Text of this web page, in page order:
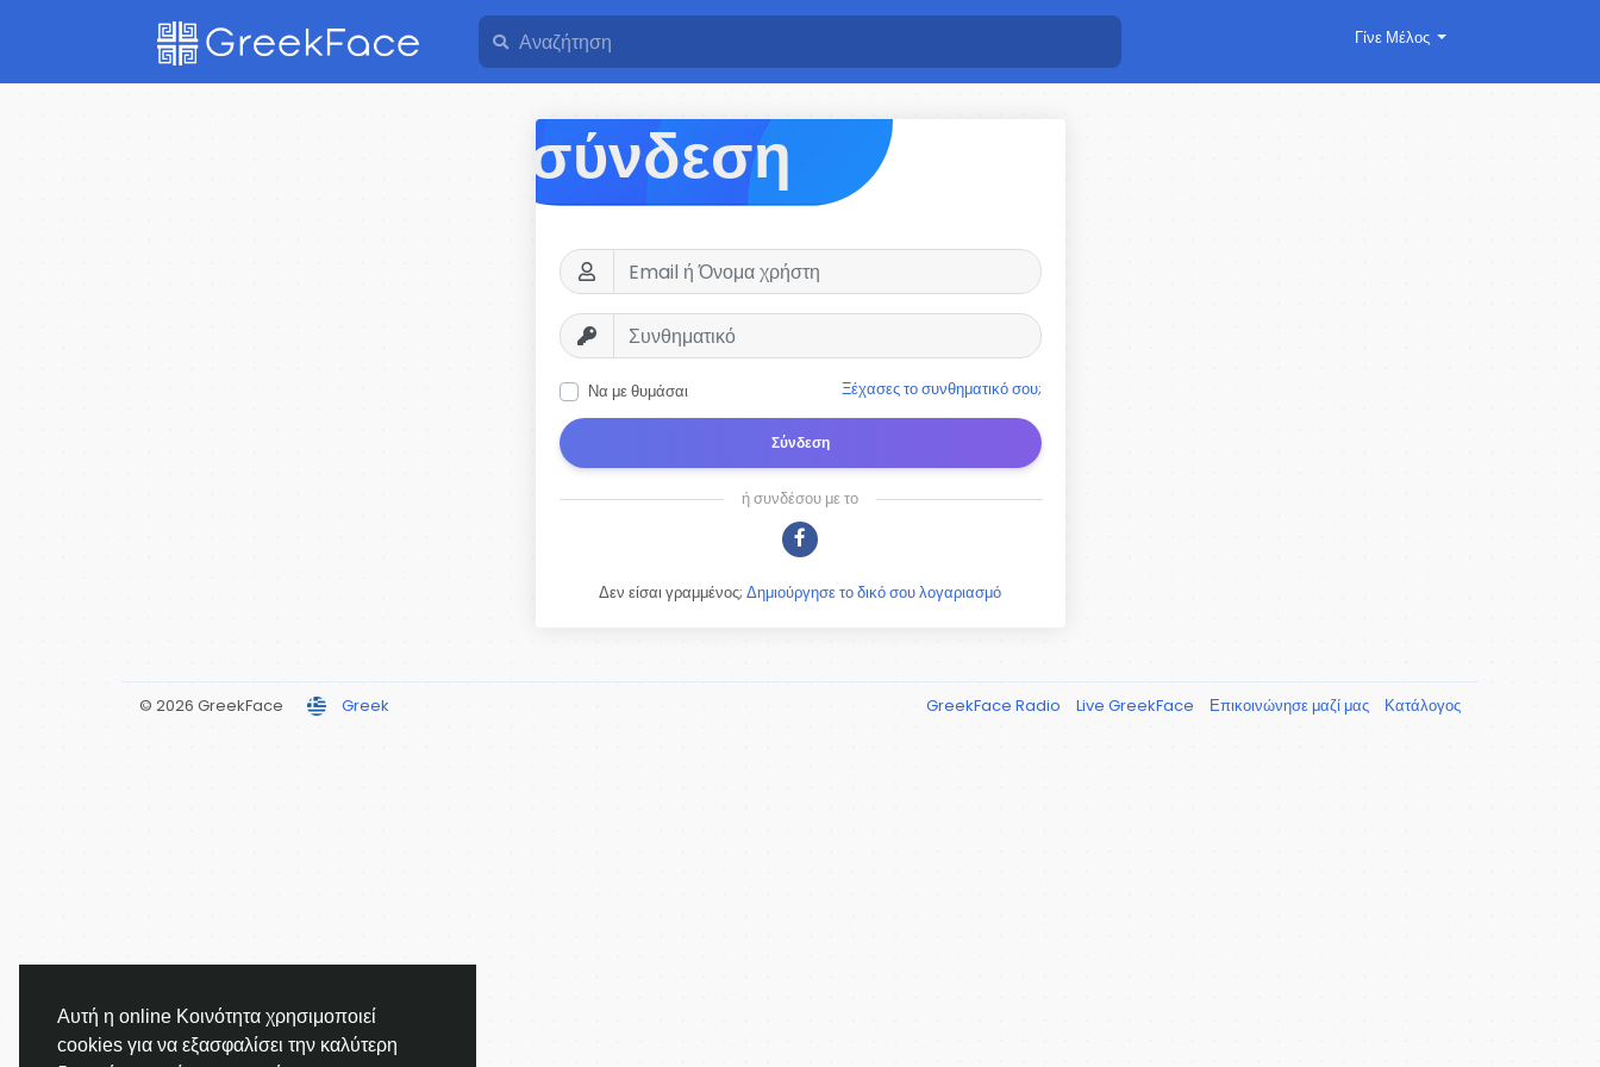
Αυτή η online Κοινότητα χρησιμοποιεί
cookies για να εξασφαλίσει την καλύτερη
Γίνε Μέλος
σύνδεση
Να με θυμάσαι Ξέχασες το συνθηματικό σου;
Σύνδεση
ή συνδέσου με το
Δεν είσαι γραμμένος; Δημιούργησε το δικό σου λογαριασμό
© 2026 GreekFace Greek GreekFace Radio Live GreekFace Επικοινώνησε μαζί μας Κατάλογος